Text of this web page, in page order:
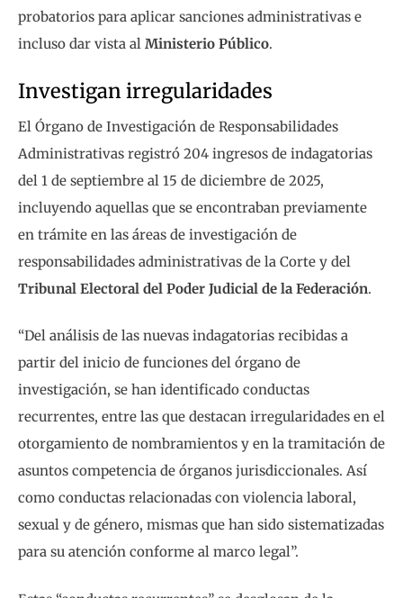
probatorios para aplicar sanciones administrativas e
incluso dar vista al Ministerio Público.
Investigan irregularidades
El Órgano de Investigación de Responsabilidades
Administrativas registró 204 ingresos de indagatorias
del 1 de septiembre al 15 de diciembre de 2025,
incluyendo aquellas que se encontraban previamente
en trámite en las áreas de investigación de
responsabilidades administrativas de la Corte y del
Tribunal Electoral del Poder Judicial de la Federación.
“Del análisis de las nuevas indagatorias recibidas a
partir del inicio de funciones del órgano de
investigación, se han identificado conductas
recurrentes, entre las que destacan irregularidades en el
otorgamiento de nombramientos y en la tramitación de
asuntos competencia de órganos jurisdiccionales. Así
como conductas relacionadas con violencia laboral,
sexual y de género, mismas que han sido sistematizadas
para su atención conforme al marco legal”.